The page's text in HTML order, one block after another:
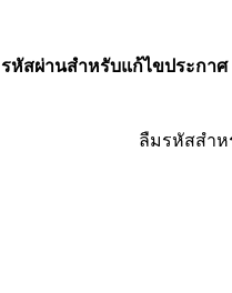
รหัสผ่านสำหรับแก้ไขประกาศ
ลืมรหัสสำ